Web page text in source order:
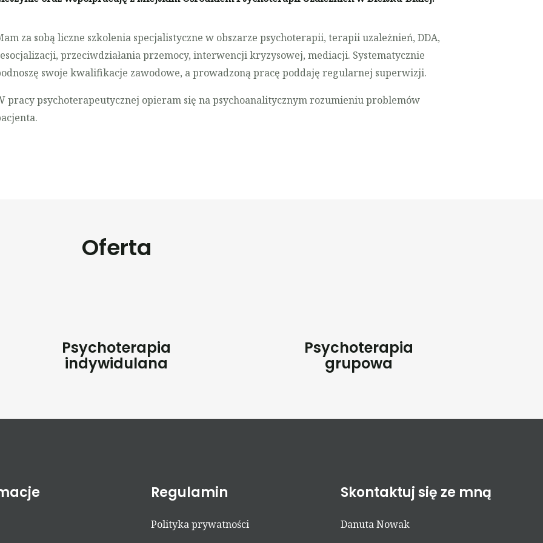
za sobą liczne szkolenia specjalistyczne w obszarze psychoterapii, terapii uzależnień, DDA,
przeciwdziałania przemocy, interwencji kryzysowej, mediacji. Systematycznie
swoje kwalifikacje zawodowe, a prowadzoną pracę poddaję regularnej superwizji.
pracy psychoterapeutycznej opieram się na psychoanalitycznym rozumieniu problemów
Oferta
Psychoterapia
indywidulana
Psychoterapia
grupowa
Regulamin
Polityka prywatności
Skontaktuj się ze mną
Danuta Nowak